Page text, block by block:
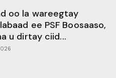
oo la wareegtay
ee PSF Boosaaso,
u dirtay ciid...